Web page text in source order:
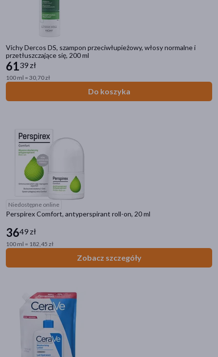
Vichy Dercos DS, szampon przeciwłupieżowy, włosy normalne i
przetłuszczające się, 200 ml
6139 zł
100 ml = 30,70 zł
Do koszyka
Niedostępne online
Perspirex Comfort, antyperspirant roll-on, 20 ml
3649 zł
100 ml = 182,45 zł
Zobacz szczegóły